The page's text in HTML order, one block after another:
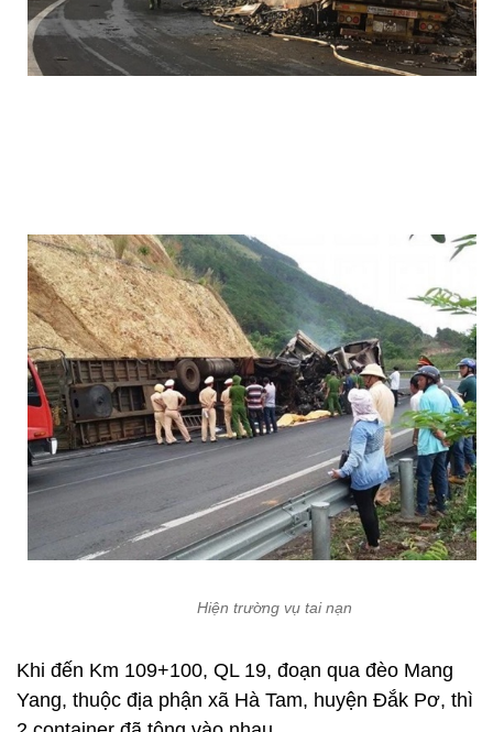
Hiện trường vụ tai nạn
Khi đến Km 109+100, QL 19, đoạn qua đèo Mang
Yang, thuộc địa phận xã Hà Tam, huyện Đắk Pơ, thì